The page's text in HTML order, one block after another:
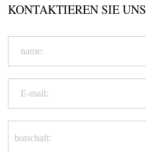
KONTAKTIEREN SIE UNS